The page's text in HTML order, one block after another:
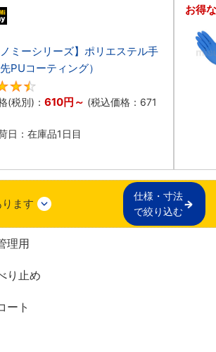
ノミーシリーズ】ポリエステル手
PUコーティング）
(税別)： 610円 ～ (税込価格： 671
日：在庫品1日目
お得
ます
仕様・寸法
で絞り込む
理用
り止め
ート